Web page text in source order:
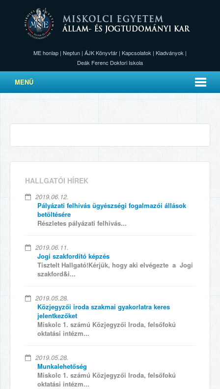
ME honlap | Neptun | ÁJK Könyvtár | Kapcsolatok | Kiadványok |
Deák Ferenc Doktori Iskola
MENÜ
HALLGATÓI HÍREK
2019.06.12.
Pályázati felhívás ügyészségi fogalmazói állások
betöltésére
Részletes pályázati felhívás...
2019.06.11.
Jogi szakfordító képzés
Tisztelt Hallgató!Kérjük, hogy aki elvégezte a Jogi
szakford&i...
2019.05.28.
Közjegyzői iroda szakmai gyakorlatra keres
jelentkezőket
Miskolc 1. számú Közjegyzői Iroda, felsőfokú
oktatási intézm...
2019.05.28.
Munkalehetőség
Miskolc 1. számú Közjegyzői Iroda, felsőfokú
oktatási intézm...